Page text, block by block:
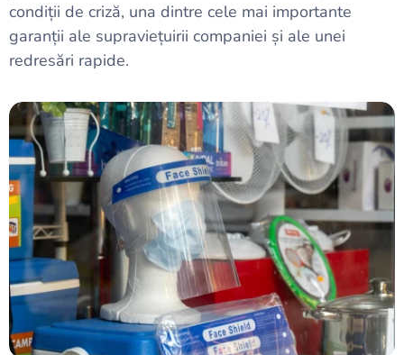
condiții de criză, una dintre cele mai importante
garanții ale supraviețuirii companiei și ale unei
redresări rapide.